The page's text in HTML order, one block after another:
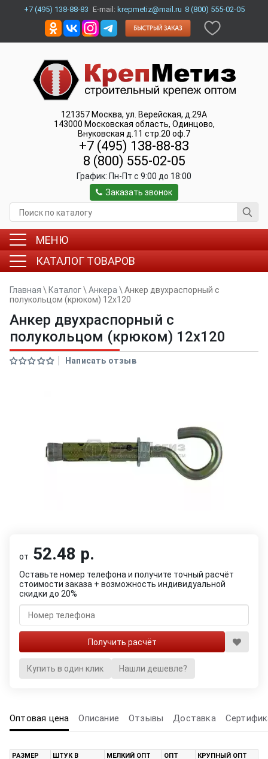
+7 (495) 138-88-83 E-mail: krepmetiz@mail.ru 8 (800) 555-02-05
121357 Москва, ул. Верейская, д.29А
143000 Московская область, Одинцово,
Внуковская д.11 стр.20 оф.7
+7 (495) 138-88-83
8 (800) 555-02-05
График: Пн-Пт c 9:00 до 18:00
Заказать звонок
МЕНЮ
КАТАЛОГ ТОВАРОВ
Главная \ Каталог\ Анкера \ Анкер двуxраспорный с
полукольцом (крюком) 12x120
Анкер двуxраспорный с
полукольцом (крюком) 12x120
Написать отзыв
от 52.48 р.
Оставьте номер телефона и получите точный расчёт
стоимости заказа + возможность индивидуальной
скидки до 20%
Купить в один клик Нашли дешевле?
Оптовая цена Описание Отзывы Доставка
РАЗМЕР
ШТУК В
МЕЛКИЙ ОПТ
ОПТ
КРУПНЫЙ ОПТ